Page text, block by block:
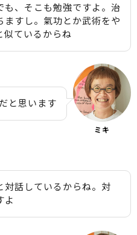
も、そこも勉強ですよ。治
ますし。氣功とか武術をや
似ているからね
と思います
ミキ
対話しているからね。対
よ